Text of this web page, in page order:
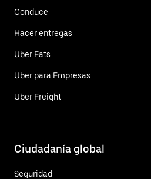
Conduce
Hacer entregas
Uber Eats
Uber para Empresas
Uber Freight
Ciudadanía global
Seguridad